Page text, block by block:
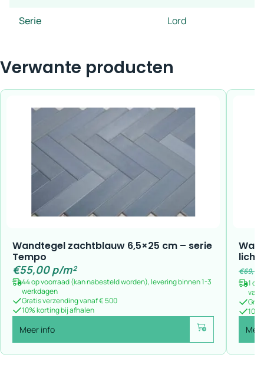
Serie Lord
Verwante producten
Wandtegel zachtblauw 6,5×25 cm – serie
Tempo
€55,00p/m²
44 op voorraad (kan nabesteld worden), levering binnen 1-3
werkdagen
Gratis verzending vanaf € 500
10% korting bij afhalen
Meer info Voeg toe
€69,94
1 op